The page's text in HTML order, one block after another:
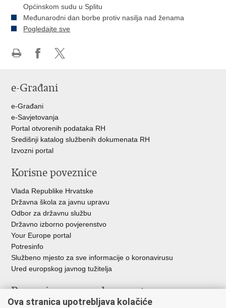
Općinskom sudu u Splitu
Međunarodni dan borbe protiv nasilja nad ženama
Pogledajte sve
FacebookuTwitteru
e-Građani
e-Građani
e-Savjetovanja
Portal otvorenih podataka RH
Središnji katalog službenih dokumenata RH
Izvozni portal
Korisne poveznice
Vlada Republike Hrvatske
Državna škola za javnu upravu
Odbor za državnu službu
Državno izborno povjerenstvo
Your Europe portal
Potresinfo
Službeno mjesto za sve informacije o koronavirusu
Ured europskog javnog tužitelja
Poveznice pravosudnog sustava
Ova stranica upotrebljava kolačiće